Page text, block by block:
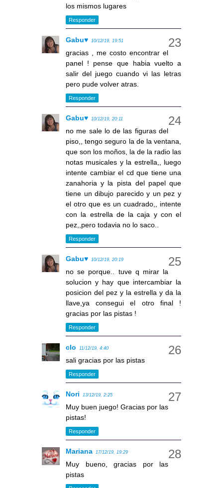
los mismos lugares
Responder
Gabu♥ 10/12/19, 19:51
gracias , me costo encontrar el
panel ! pense que habia vuelto a
salir del juego cuando vi las letras
pero pude volver atras.
Responder
Gabu♥ 10/12/19, 20:11
no me sale lo de las figuras del
piso,, tengo seguro la de la ventana,
que son los moños, la de la radio las
notas musicales y la estrella,, luego
intente cambiar el cd que tiene una
zanahoria y la pista del papel que
tiene un dibujo parecido y un pez y
el otro que es un cuadrado,, intente
con la estrella de la caja y con el
pez,,pero todavia no lo saco..
Responder
Gabu♥ 10/12/19, 20:19
no se porque.. tuve q mirar la
solucion y hay que intercambiar la
posicion del pez y la estrella y da la
llave,ya consegui el otro final !
gracias por las pistas !
Responder
clo 11/12/19, 4:40
sali gracias por las pistas
Responder
Nori 13/12/19, 2:25
Muy buen juego! Gracias por las
pistas!
Responder
Mariana 17/12/19, 19:29
Muy bueno, gracias por las
pistas